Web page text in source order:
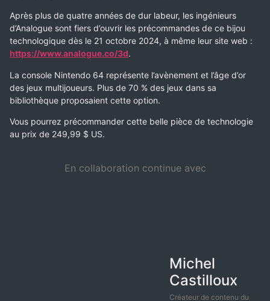
Après plus de quatre années de dur labeur, les ingénieurs
d’Analogue sont fiers d’ouvrir les précommandes de ce bijou
technologique dès le 21 octobre 2024, à même leur site web :
https://www.analogue.co/3d.
La console Nintendo 64 représente l’avènement et l’âge d’or
des jeux multijoueurs. Plus de 70 % des jeux dans sa
bibliothèque proposaient cette option.
Vous pourrez précommander cette belle pièce de technologie
au prix de 249,99 $ US.
En collaboration continue avec
Michel
Castilloux
Créateur de contenu du